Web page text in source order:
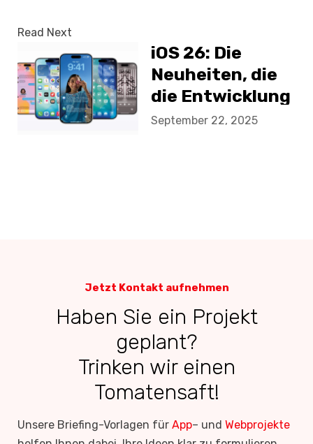
Read Next
iOS 26: Die
Neuheiten, die
die Entwicklung
mobiler Apps
September 22, 2025
Jetzt Kontakt aufnehmen
Haben Sie ein Projekt
geplant?
Trinken wir einen
Tomatensaft!
Unsere Briefing-Vorlagen für App– und Webprojekte